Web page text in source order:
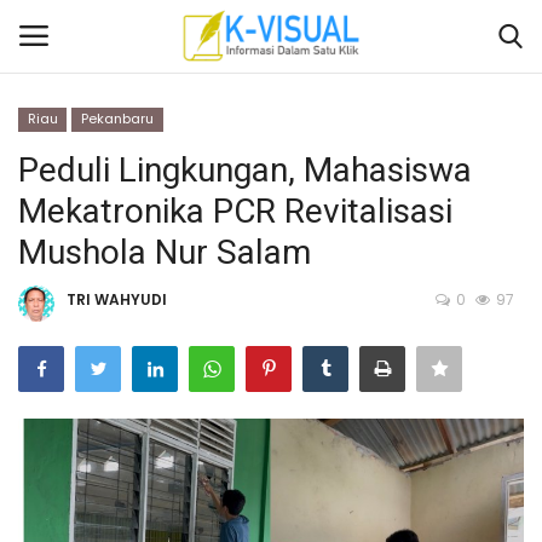
Beranda
Yogyakarta
Banten
Solo Raya
Riau Pekanbaru
Peduli Lingkungan, Mahasiswa
Mekatronika PCR Revitalisasi
Mushola Nur Salam
TRI WAHYUDI 0 97